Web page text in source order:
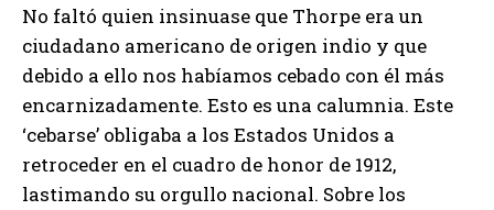
No faltó quien insinuase que Thorpe era un
ciudadano americano de origen indio y que
debido a ello nos habíamos cebado con él más
encarnizadamente. Esto es una calumnia. Este
‘cebarse’ obligaba a los Estados Unidos a
retroceder en el cuadro de honor de 1912,
lastimando su orgullo nacional. Sobre los